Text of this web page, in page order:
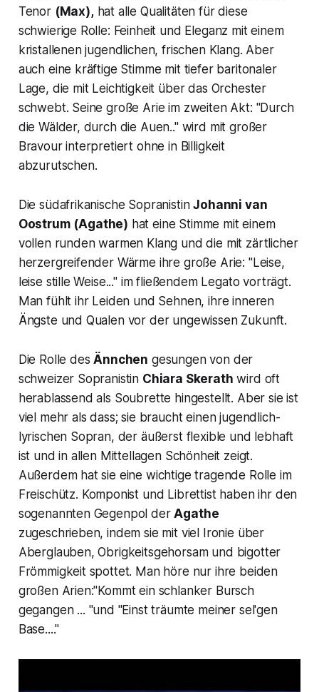
Tenor (Max),hat alle Qualitäten für diese
schwierige Rolle: Feinheit und Eleganz mit einem
kristallenen jugendlichen, frischen Klang. Aber
auch eine kräftige Stimme mit tiefer baritonaler
Lage, die mit Leichtigkeit über das Orchester
schwebt. Seine große Arie im zweiten Akt: "Durch
die Wälder, durch die Auen.."wird mit großer
Bravour interpretiert ohne in Billigkeit
abzurutschen.
Die südafrikanische SopranistinJohanni van
Oostrum (Agathe) hat eine Stimme mit einem
vollen runden warmen Klang und die mit zärtlicher
herzergreifender Wärme ihre große Arie: "Leise,
leise stille Weise..."im fließendem Legato vorträgt.
Man fühlt ihr Leiden und Sehnen, ihre inneren
Ängste und Qualen vor der ungewissen Zukunft.
Die Rolle desÄnnchen gesungen von der
schweizer Sopranistin Chiara Skerath wird oft
herablassend als Soubrette hingestellt. Aber sie ist
viel mehr als dass; sie braucht einen jugendlich-
lyrischen Sopran, der äußerst flexible und lebhaft
ist und in allen Mittellagen Schönheit zeigt.
Außerdem hat sie eine wichtige tragende Rolle im
Freischütz. Komponist und Librettist haben ihr den
sogenannten Gegenpol derAgathe
zugeschrieben, indem sie mit viel Ironie über
Aberglauben, Obrigkeitsgehorsam und bigotter
Frömmigkeit spottet. Man höre nur ihre beiden
großen Arien:"Kommt ein schlanker Bursch
gegangen ... "und "Einst träumte meiner sel'gen
Base...."